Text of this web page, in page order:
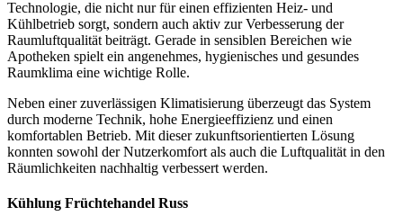
Technologie, die nicht nur für einen effizienten Heiz- und
Kühlbetrieb sorgt, sondern auch aktiv zur Verbesserung der
Raumluftqualität beiträgt. Gerade in sensiblen Bereichen wie
Apotheken spielt ein angenehmes, hygienisches und gesundes
Raumklima eine wichtige Rolle.
Neben einer zuverlässigen Klimatisierung überzeugt das System
durch moderne Technik, hohe Energieeffizienz und einen
komfortablen Betrieb. Mit dieser zukunftsorientierten Lösung
konnten sowohl der Nutzerkomfort als auch die Luftqualität in den
Räumlichkeiten nachhaltig verbessert werden.
Kühlung Früchtehandel Russ